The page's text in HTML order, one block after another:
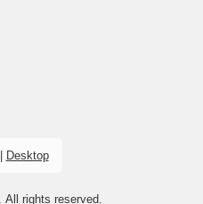
Desktop
. All rights reserved.